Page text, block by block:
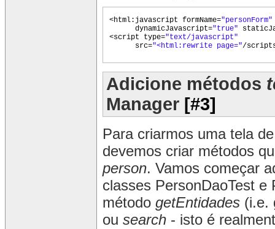
<html:javascript formName=
dynamicJavascript="true"
<script type="text/javascript"
src="<html:rewrite page="/
Adicione métodos
Manager [#3]
Para criarmos uma tela
devemos criar métodos
person. Vamos começar
classes PersonDaoTest e
método getEntidades (i.e.
ou search - isto é